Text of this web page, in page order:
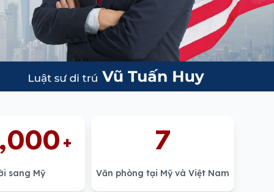
+
sang Mỹ
7
Văn phòng tại Mỹ và Việt Nam